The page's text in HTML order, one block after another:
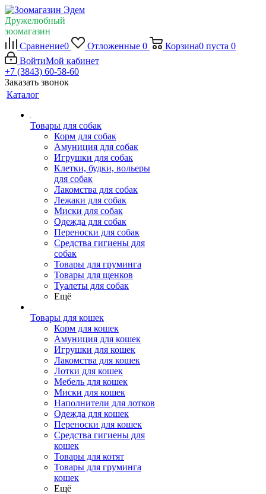
Дружелюбный
зоомагазин
Сравнение0 Отложенные 0 Корзина0 пуста 0
ВойтиМой кабинет
+7 (3843) 60-58-60
Заказать звонок
Каталог
Товары для собак
Корм для собак
Амуниция для собак
Игрушки для собак
Клетки, будки, вольеры
для собак
Лакомства для собак
Лежаки для собак
Миски для собак
Одежда для собак
Переноски для собак
Средства гигиены для
собак
Товары для груминга
Товары для щенков
Туалеты для собак
Ещё
Товары для кошек
Корм для кошек
Амуниция для кошек
Игрушки для кошек
Лакомства для кошек
Лотки для кошек
Мебель для кошек
Миски для кошек
Наполнители для лотков
Одежда для кошек
Переноски для кошек
Средства гигиены для
кошек
Товары для котят
Товары для груминга
кошек
Ещё